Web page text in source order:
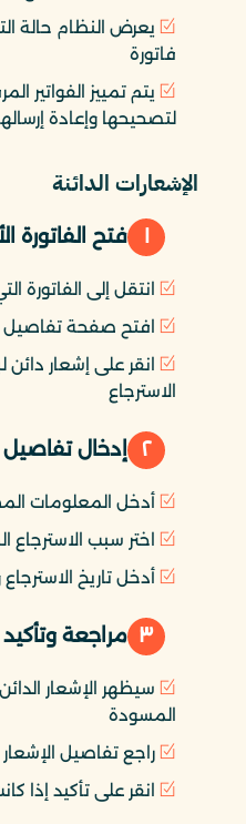
يعرض النظام حالة
فاتورة
يتم تمييز الفواتير
لتصحيحها وإعادة
الإشعارات الدائنة
فتح الفاتورة
انتقل إلى الفاتورة
افتح صفحة تفاصيل
انقر على إشعار
الاسترجاع
٢ إدخال تفاصيل
أدخل المعلومات
اختر سبب الاسترجاع
أدخل تاريخ
٣ مراجعة وتأكيد
سيظهر الإشعار
المسودة
راجع تفاصيل الإشعار
انقر على تأكيد إذا